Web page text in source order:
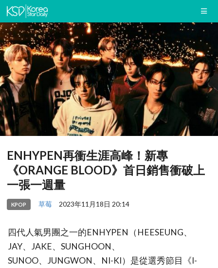
ENHYPEN再衝生涯高峰！新專
《ORANGE BLOOD》首日銷售衝破上
一張一週量
KPOP 草莓 2023年11月18日 20:14
四代人氣男團之一的ENHYPEN（HEESEUNG、
JAY、JAKE、SUNGHOON、
SUNOO、JUNGWON、NI-KI）是從選秀節目《I-